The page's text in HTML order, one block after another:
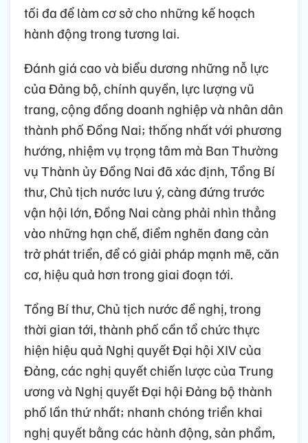
tối đa để làm cơ sở cho những kế hoạch
hành động trong tương lai.
Đánh giá cao và biểu dương những nỗ lực
của Đảng bộ, chính quyền, lực lượng vũ
trang, cộng đồng doanh nghiệp và nhân dân
thành phố Đồng Nai; thống nhất với phương
hướng, nhiệm vụ trọng tâm mà Ban Thường
vụ Thành ủy Đồng Nai đã xác định, Tổng Bí
thư, Chủ tịch nước lưu ý, càng đứng trước
vận hội lớn, Đồng Nai càng phải nhìn thẳng
vào những hạn chế, điểm nghẽn đang cản
trở phát triển, để có giải pháp mạnh mẽ, căn
cơ, hiệu quả hơn trong giai đoạn tới.
Tổng Bí thư, Chủ tịch nước đề nghị, trong
thời gian tới, thành phố cần tổ chức thực
hiện hiệu quả Nghị quyết Đại hội XIV của
Đảng, các nghị quyết chiến lược của Trung
ương và Nghị quyết Đại hội Đảng bộ thành
phố lần thứ nhất; nhanh chóng triển khai
nghị quyết bằng các hành động, sản phẩm,